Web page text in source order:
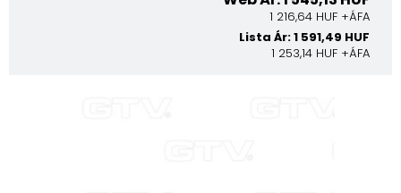
1 216,64 HUF +ÁFA
Lista Ár: 1 591,49 HUF
1 253,14 HUF +ÁFA